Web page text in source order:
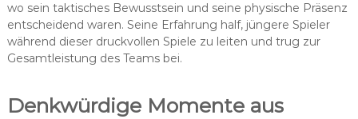
wo sein taktisches Bewusstsein und seine physische Präsenz
entscheidend waren. Seine Erfahrung half, jüngere Spieler
während dieser druckvollen Spiele zu leiten und trug zur
Gesamtleistung des Teams bei.
Denkwürdige Momente aus